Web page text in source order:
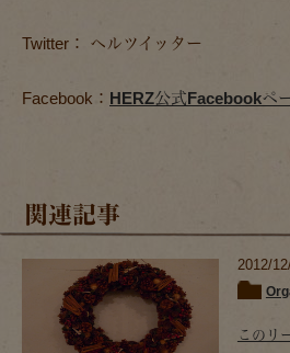
Twitter： ヘルツイッター
Facebook： HERZ公式Facebookペ
関連記事
2012/
このリ